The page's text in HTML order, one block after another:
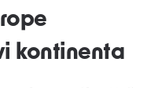
kontinenta